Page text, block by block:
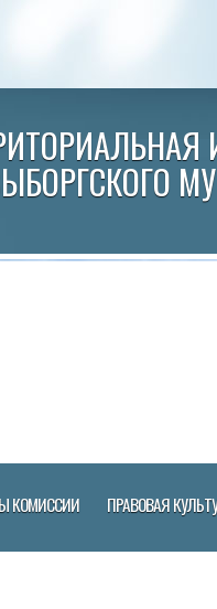
КОМИССИИ ПРАВОВАЯ